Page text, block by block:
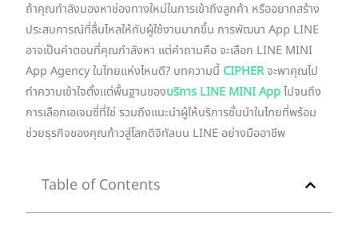
ถ้าคุณกำลังมองหาช่องทางใหม่ในการเข้าถึงลูกค้า หรืออยากสร้าง
ประสบการณ์ที่ลื่นไหลให้กับผู้ใช้งานมากขึ้น การพัฒนา App LINE
อาจเป็นคำตอบที่คุณกำลังหา แต่คำถามคือ จะเลือก LINE MINI
App Agency ในไทยแห่งไหนดี? บทความนี้ CIPHERจะพาคุณไป
ทำความเข้าใจตั้งแต่พื้นฐานของบริการ LINE MINI Appไปจนถึง
การเลือกเอเจนซี่ที่ใช่ รวมถึงแนะนำผู้ให้บริการชั้นนำในไทยที่พร้อม
ช่วยธุรกิจของคุณก้าวสู่โลกดิจิทัลบน LINE อย่างมืออาชีพ
Table of Contents